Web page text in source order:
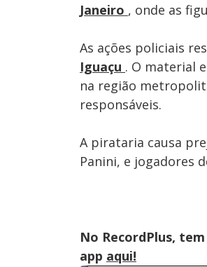
Janeiro , onde as
As ações policiais
Iguaçu . O material
na região
responsáveis.
A pirataria causa
Panini, e jogadores
No RecordPlus,
app aqui!